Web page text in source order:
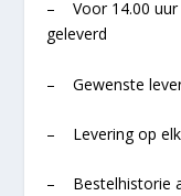
– Voor 14.00 uur
geleverd
– Gewenste
– Levering op
– Bestelhistorie